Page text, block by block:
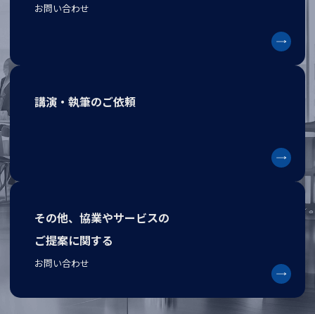
お問い合わせ
講演・執筆のご依頼
その他、協業やサービスの
ご提案に関する
お問い合わせ